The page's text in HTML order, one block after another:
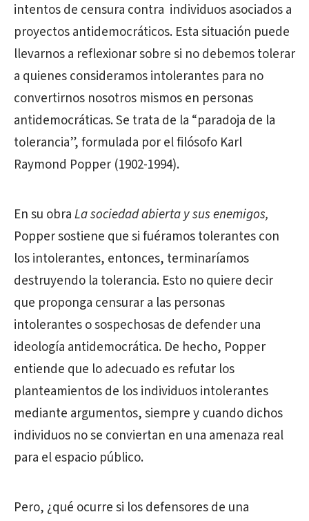
intentos de censura contra individuos asociados a
proyectos antidemocráticos. Esta situación puede
llevarnos a reflexionar sobre si no debemos tolerar
a quienes consideramos intolerantes para no
convertirnos nosotros mismos en personas
antidemocráticas. Se trata de la “paradoja de la
tolerancia”, formulada por el filósofo Karl
Raymond Popper (1902-1994).
En su obraLa sociedad abierta y sus enemigos,
Popper sostiene que si fuéramos tolerantes con
los intolerantes, entonces, terminaríamos
destruyendo la tolerancia. Esto no quiere decir
que proponga censurar a las personas
intolerantes o sospechosas de defender una
ideología antidemocrática. De hecho, Popper
entiende que lo adecuado es refutar los
planteamientos de los individuos intolerantes
mediante argumentos, siempre y cuando dichos
individuos no se conviertan en una amenaza real
para el espacio público.
Pero, ¿qué ocurre si los defensores de una